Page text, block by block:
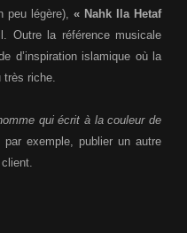
peu légère), « Nahk Ila Hetaf
Outre la référence musicale
d’inspiration islamique où la
très riche.
qui écrit à la couleur de
exemple, publier un autre